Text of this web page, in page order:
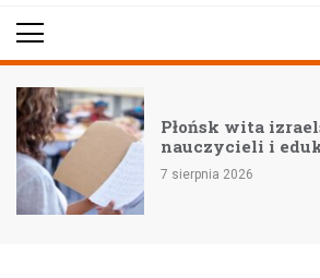
Płońsk wita
nauczycieli i
7 sierpnia 2026